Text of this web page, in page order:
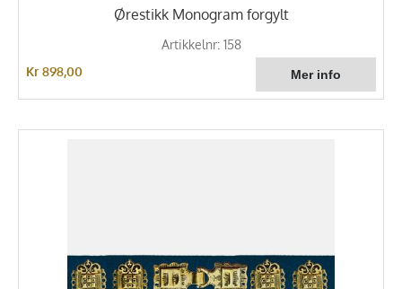
Ørestikk Monogram forgylt
Artikkelnr: 158
Kr 898,00